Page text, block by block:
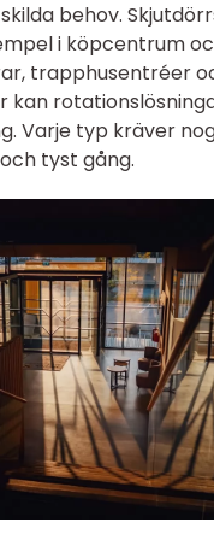
behov.
i köpcentrum
trapphusentréer
Varje typ kräver
tyst gång.